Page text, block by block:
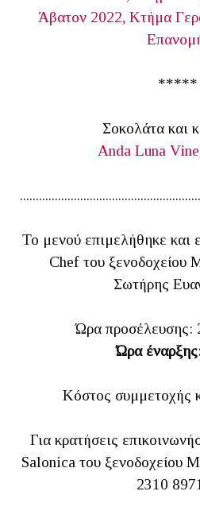
Άβατον 2022, Κτήμα
*****
Σοκολάτα και
Anda Luna
Το μενού επιμελήθηκε και
Chef του ξενοδοχείου
Σωτήρης
Ώρα προσέλευσης:
Ώρα
Κόστος συμμετοχής
Για κρατήσεις
Salonica του ξενοδοχείου
2310